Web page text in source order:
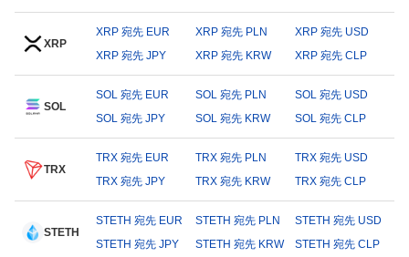
XRP
XRP 宛先 EUR XRP 宛先 PLN
XRP 宛先 USD
XRP 宛先 JPY
XRP 宛先 KRW XRP 宛先 CLP
SOL
SOL 宛先 EUR SOL 宛先 PLN
SOL 宛先 USD
SOL 宛先 JPY
SOL 宛先 KRW SOL 宛先 CLP
TRX
TRX 宛先 EUR TRX 宛先 PLN
TRX 宛先 USD
TRX 宛先 JPY
TRX 宛先 KRW TRX 宛先 CLP
STETH
STETH 宛先 EUR STETH 宛先 PLN
STETH 宛先 USD
STETH 宛先 JPY
STETH 宛先 KRW STETH 宛先 CLP